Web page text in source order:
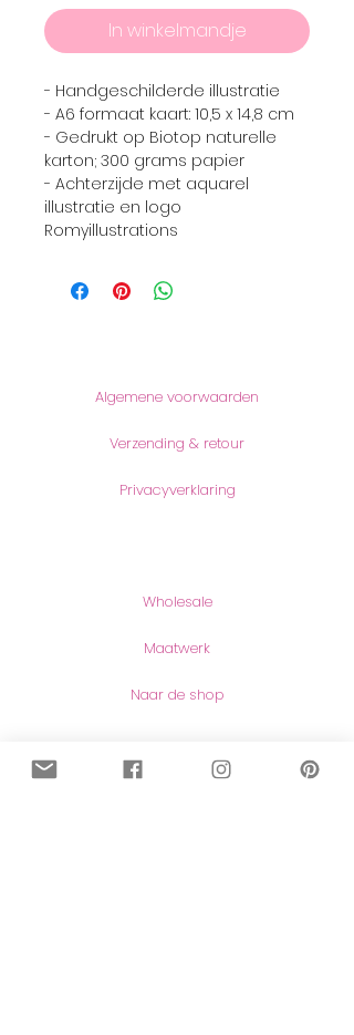
In winkelmandje
- Handgeschilderde illustratie
- A6 formaat kaart: 10,5 x 14,8 cm
- Gedrukt op Biotop naturelle
karton; 300 grams papier
- Achterzijde met aquarel
illustratie en logo
Romyillustrations
Algemene voorwaarden
Verzending & retour
Privacyverklaring
Wholesale
Maatwerk
Naar de shop
Contact